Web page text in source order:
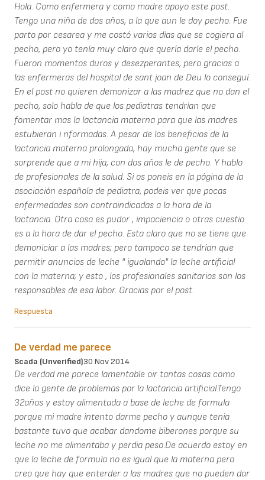
Hola. Como enfermera y como madre apoyo este post.
Tengo una niña de dos años, a la que aun le doy pecho. Fue
parto por cesarea y me costó varios días que se cogiera al
pecho, pero yo tenía muy claro que quería darle el pecho.
Fueron momentos duros y desezperantes, pero gracias a
las enfermeras del hospital de sant joan de Deu lo conseguí.
En el post no quieren demonizar a las madrez que no dan el
pecho, solo habla de que los pediatras tendrían que
fomentar mas la lactancia materna para que las madres
estubieran i nformadas. A pesar de los beneficios de la
lactancia materna prolongada, hay mucha gente que se
sorprende que a mi hija, con dos años le de pecho. Y hablo
de profesionales de la salud. Si os poneis en la página de la
asociación española de pediatra, podeis ver que pocas
enfermedades son contraindicadas a la hora de la
lactancia. Otra cosa es pudor , impaciencia o otras cuestio
es a la hora de dar el pecho. Esta claro que no se tiene que
demoniciar a las madres; pero tampoco se tendrían que
permitir anuncios de leche " igualando" la leche artificial
con la materna; y esto , los profesionales sanitarios son los
responsables de esa labor. Gracias por el post.
Respuesta
De verdad me parece
Scada (unverified)30 Nov 2014
De verdad me parece lamentable oir tantas cosas como
dice la gente de problemas por la lactancia artificial.Tengo
32años y estoy alimentada a base de leche de formula
porque mi madre intento darme pecho y aunque tenia
bastante tuvo que acabar dandome biberones porque su
leche no me alimentaba y perdia peso.De acuerdo estoy en
que la leche de formula no es igual que la materna pero
creo que hay que enterder a las madres que no pueden dar